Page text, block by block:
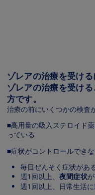
ゾレアの治療を受け
ゾレアの治療を受け
方です。
治療の前にいくつかの検査
■高用量の吸入ステロイド
っている
■症状がコントロールでき
毎日ぜんそく症状があ
週1回以上、 夜間症状
週1回以上、日常生活